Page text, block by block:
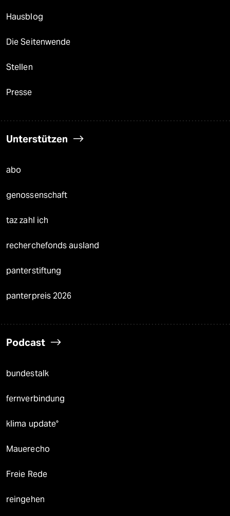
Hausblog
Die Seitenwende
Stellen
Presse
Unterstützen
abo
genossenschaft
taz zahl ich
recherchefonds ausland
panterstiftung
panterpreis 2026
Podcast
bundestalk
fernverbindung
klima update°
Mauerecho
Freie Rede
reingehen